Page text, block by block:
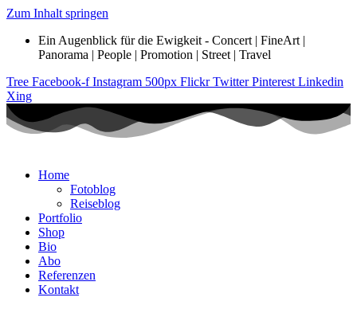
Zum Inhalt springen
Ein Augenblick für die Ewigkeit - Concert | FineArt |
Panorama | People | Promotion | Street | Travel
Tree Facebook-f Instagram 500px Flickr Twitter Pinterest Linkedin
Xing
Home
Fotoblog
Reiseblog
Portfolio
Shop
Bio
Abo
Referenzen
Kontakt